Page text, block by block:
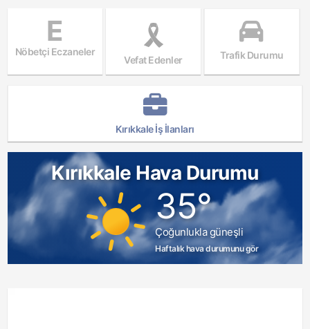
E
Nöbetçi Eczaneler
Vefat Edenler Trafik Durumu
Kırıkkale İş İlanları
Kırıkkale Hava Durumu
35°
Çoğunlukla güneşli
Haftalık hava durumunu gör